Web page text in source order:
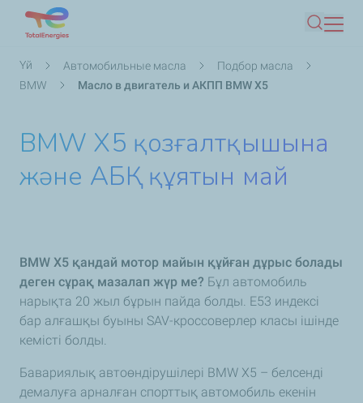
main
content
Іздеу
Breadcrumb
Үй Автомобильные масла
Подбор масла
BMW
Масло в двигатель и АКПП BMW X5
BMW X5 қозғалтқышына
және АБҚ құятын май
BMW X5 қандай мотор майын құйған дұрыс болады
деген сұрақ мазалап жүр ме? Бұл автомобиль
нарықта 20 жыл бұрын пайда болды. E53 индексі
бар алғашқы буыны SAV-кроссоверлер класы ішінде
кемісті болды.
Бавариялық автоөндірушілері BMW X5 – белсенді
демалуға арналған спорттық автомобиль екенін